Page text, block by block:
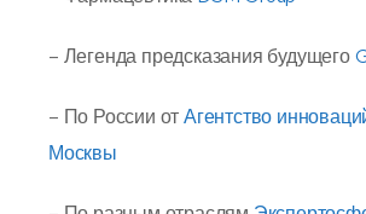
– Легенда предсказания будущего
– По России отАгентство
Москвы